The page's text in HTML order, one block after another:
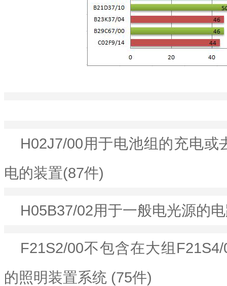
H02J7/00用于电池组的充电
电的装置(87件)
H05B37/02用于一般电光源的
F21S2/00不包含在大组
的照明装置系统 (75件)